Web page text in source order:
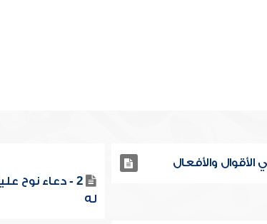
2 - دعاء نوح
له